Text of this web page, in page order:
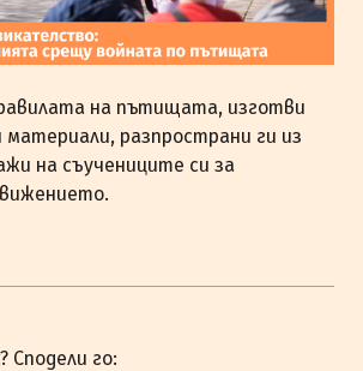
на пътищата, изготви
разпространи ги из
на съучениците си за
Сподели го: